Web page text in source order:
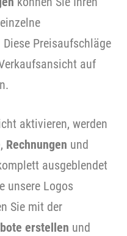
Preisaufschläge
auf
aktivieren, werden
, Rechnungen und
ausgeblendet
unsere Logos
Sie mit der
erstellen und